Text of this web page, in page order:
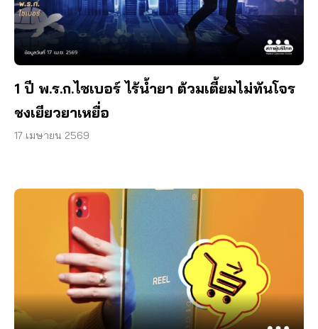
1 ปี พ.ร.ก.ไซเบอร์ ไร้น้ำยา ต้วมเตี้ยมไม่ทันโจร
ชงเยียวยาเหยื่อ
17 เมษายน 2569